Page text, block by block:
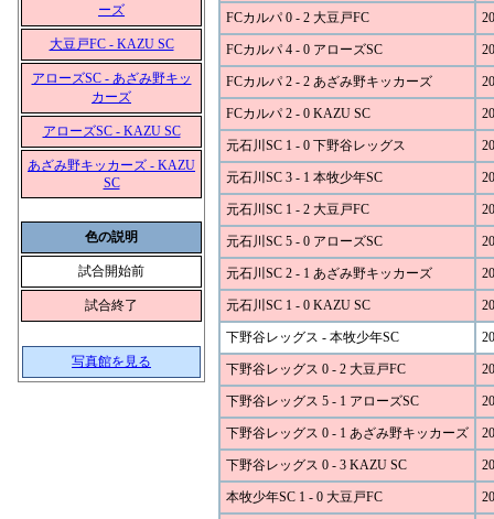
ーズ
大豆戸FC - KAZU SC
アローズSC - あざみ野キッ
カーズ
アローズSC - KAZU SC
あざみ野キッカーズ - KAZU
SC
色の説明
試合開始前
試合終了
写真館を見る
FCカルパ 0 - 2 大豆戸FC
FCカルパ 4 - 0 アローズSC
FCカルパ 2 - 2 あざみ野キッカーズ
FCカルパ 2 - 0 KAZU SC
元石川SC 1 - 0 下野谷レッグス
元石川SC 3 - 1 本牧少年SC
元石川SC 1 - 2 大豆戸FC
元石川SC 5 - 0 アローズSC
元石川SC 2 - 1 あざみ野キッカーズ
元石川SC 1 - 0 KAZU SC
下野谷レッグス - 本牧少年SC
下野谷レッグス 0 - 2 大豆戸FC
下野谷レッグス 5 - 1 アローズSC
下野谷レッグス 0 - 1 あざみ野キッカーズ
下野谷レッグス 0 - 3 KAZU SC
本牧少年SC 1 - 0 大豆戸FC